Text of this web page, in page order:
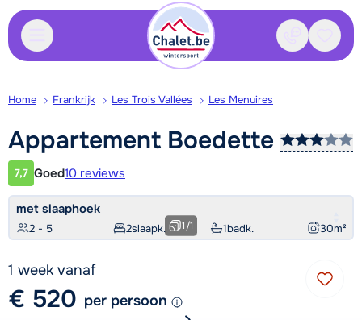
Contact
Home Frankrijk Les Trois Vallées Les Menuires
Appartement Boedette
Klantwaardering
7,7 Goed10 reviews
met slaaphoek
2 - 5 2slaapk. 1badk. 30m²
1/1
1 week vanaf
€ 520 per persoon